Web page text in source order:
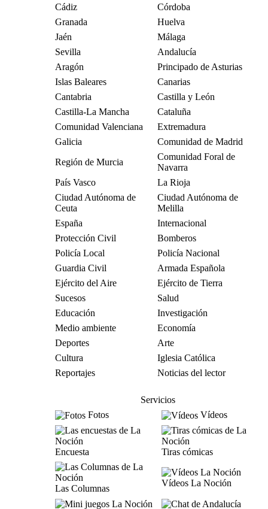
Cádiz
Córdoba
Granada
Huelva
Jaén
Málaga
Sevilla
Andalucía
Aragón
Principado de Asturias
Islas Baleares
Canarias
Cantabria
Castilla y León
Castilla-La Mancha
Cataluña
Comunidad Valenciana
Extremadura
Galicia
Comunidad de Madrid
Región de Murcia
Comunidad Foral de
Navarra
País Vasco
La Rioja
Ciudad Autónoma de
Ceuta
Ciudad Autónoma de
Melilla
España
Internacional
Protección Civil
Bomberos
Policía Local
Policía Nacional
Guardia Civil
Armada Española
Ejército del Aire
Ejército de Tierra
Sucesos
Salud
Educación
Investigación
Medio ambiente
Economía
Deportes
Arte
Cultura
Iglesia Católica
Reportajes
Noticias del lector
Servicios
Fotos
Vídeos
Encuesta Tiras cómicas
Las Columnas
Vídeos La Noción